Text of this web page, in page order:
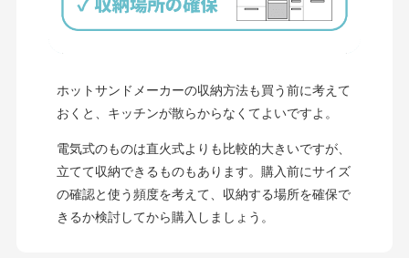
ホットサンドメーカーの収納方法も買う前に考えて
おくと、キッチンが散らからなくてよいですよ。
電気式のものは直火式よりも比較的大きいですが、
立てて収納できるものもあります。購入前にサイズ
の確認と使う頻度を考えて、収納する場所を確保で
きるか検討してから購入しましょう。